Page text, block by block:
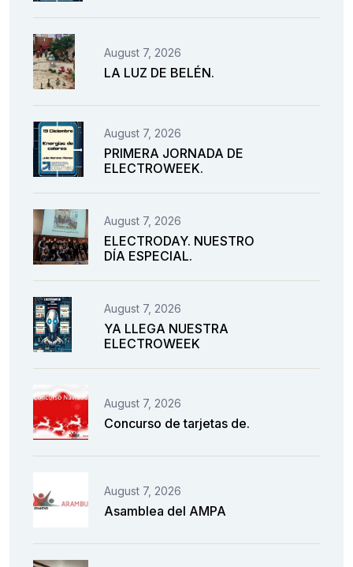
August 7, 2026
LA LUZ DE BELÉN.
August 7, 2026
PRIMERA JORNADA DE
ELECTROWEEK.
August 7, 2026
ELECTRODAY. NUESTRO
DÍA ESPECIAL.
August 7, 2026
YA LLEGA NUESTRA
ELECTROWEEK
August 7, 2026
Concurso de tarjetas de.
August 7, 2026
Asamblea del AMPA